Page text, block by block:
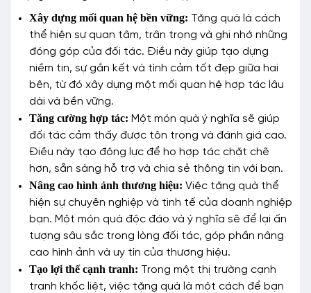
Xây dựng mối quan hệ bền vững: Tặng quà là cách
thể hiện sự quan tâm, trân trọng và ghi nhớ những
đóng góp của đối tác. Điều này giúp tạo dựng
niềm tin, sự gắn kết và tình cảm tốt đẹp giữa hai
bên, từ đó xây dựng một mối quan hệ hợp tác lâu
dài và bền vững.
Tăng cường hợp tác: Một món quà ý nghĩa sẽ giúp
đối tác cảm thấy được tôn trọng và đánh giá cao.
Điều này tạo động lực để họ hợp tác chặt chẽ
hơn, sẵn sàng hỗ trợ và chia sẻ thông tin với bạn.
Nâng cao hình ảnh thương hiệu: Việc tặng quà thể
hiện sự chuyên nghiệp và tinh tế của doanh nghiệp
bạn. Một món quà độc đáo và ý nghĩa sẽ để lại ấn
tượng sâu sắc trong lòng đối tác, góp phần nâng
cao hình ảnh và uy tín của thương hiệu.
Tạo lợi thế cạnh tranh: Trong một thị trường cạnh
tranh khốc liệt, việc tặng quà là một cách để bạn